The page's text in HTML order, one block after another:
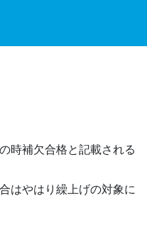
時補欠合格と記載される
はやはり繰上げの対象に